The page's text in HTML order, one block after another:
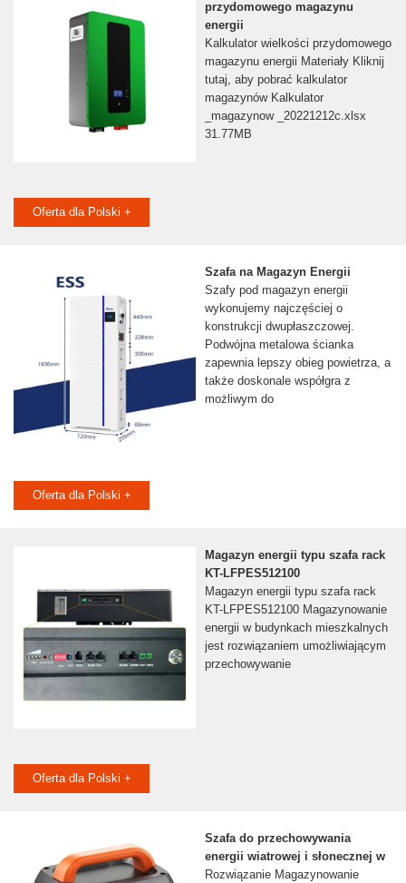
przydomowego magazynu
energii
Kalkulator wielkości przydomowego
magazynu energii Materiały Kliknij
tutaj, aby pobrać kalkulator
magazynów Kalkulator
_magazynow _20221212c.xlsx
31.77MB
Oferta dla Polski +
Szafa na Magazyn Energii
Szafy pod magazyn energii
wykonujemy najczęściej o
konstrukcji dwupłaszczowej.
Podwójna metalowa ścianka
zapewnia lepszy obieg powietrza, a
także doskonale współgra z
możliwym do
Oferta dla Polski +
Magazyn energii typu szafa rack
KT-LFPES512100
Magazyn energii typu szafa rack
KT-LFPES512100 Magazynowanie
energii w budynkach mieszkalnych
jest rozwiązaniem umożliwiającym
przechowywanie
Oferta dla Polski +
Szafa do przechowywania
energii wiatrowej i słonecznej w
Rozwiązanie Magazynowanie